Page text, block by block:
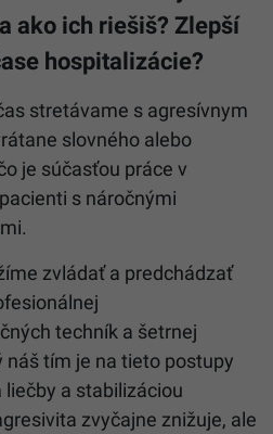
ako ich riešiš? Zlepší
hospitalizácie?
stretávame s agresívnym
slovného alebo
je súčasťou práce v
s náročnými
zvládať a predchádzať
techník a šetrnej
náš tím je na tieto postupy
a stabilizáciou
zvyčajne znižuje, ale